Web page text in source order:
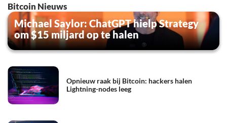
Bitcoin Nieuws
Michael Saylor: ChatGPT hielp Strategy
om $15 miljard op te halen
Opnieuw raak bij Bitcoin: hackers halen
Lightning-nodes leeg